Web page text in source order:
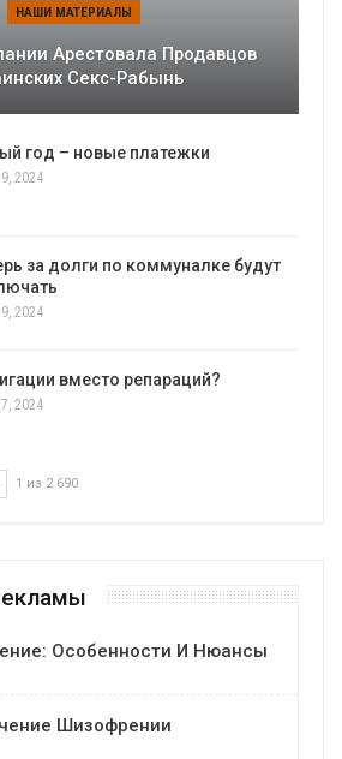
НАШИ МАТЕРИАЛЫ
Арестовала Продавцов
Секс-Рабынь
год – новые платежки
2024
за долги по коммуналке будут
2024
вместо репараций?
2024
1 из 2 690
Особенности И Нюансы
Шизофрении